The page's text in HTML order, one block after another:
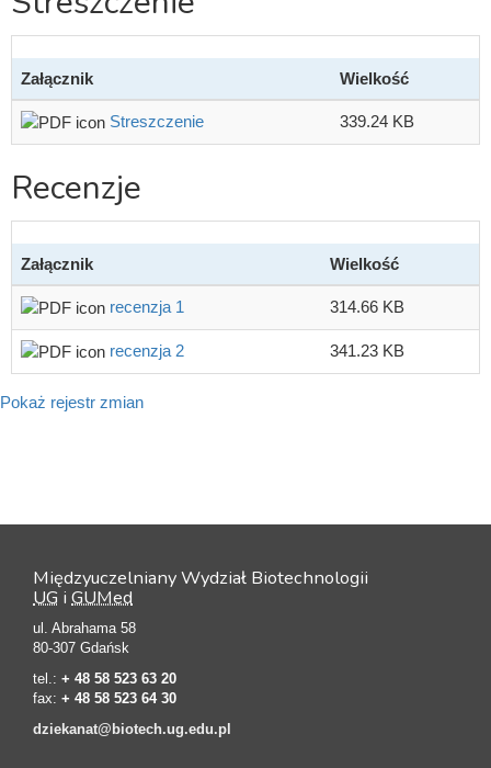
Załącznik Wielkość
Streszczenie 339.24 KB
Recenzje
Załącznik Wielkość
recenzja 1 314.66 KB
recenzja 2 341.23 KB
Pokaż rejestr zmian
Międzyuczelniany Wydział Biotechnologii
UG i GUMed
ul. Abrahama 58
80-307 Gdańsk
tel.: + 48 58 523 63 20
fax: + 48 58 523 64 30
dziekanat@biotech.ug.edu.pl